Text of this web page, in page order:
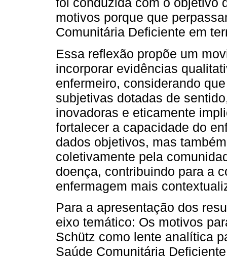
motivos porque que
Comunitária Deficiente em
Essa reflexão propõe um
incorporar evidências
enfermeiro, considerando
subjetivas dotadas de
inovadoras e eticamente
fortalecer a capacidade do
dados objetivos, mas
coletivamente pela
doença, contribuindo para a
enfermagem mais
Para a apresentação dos
eixo temático: Os motivos
Schütz como lente analítica
Saúde Comunitária